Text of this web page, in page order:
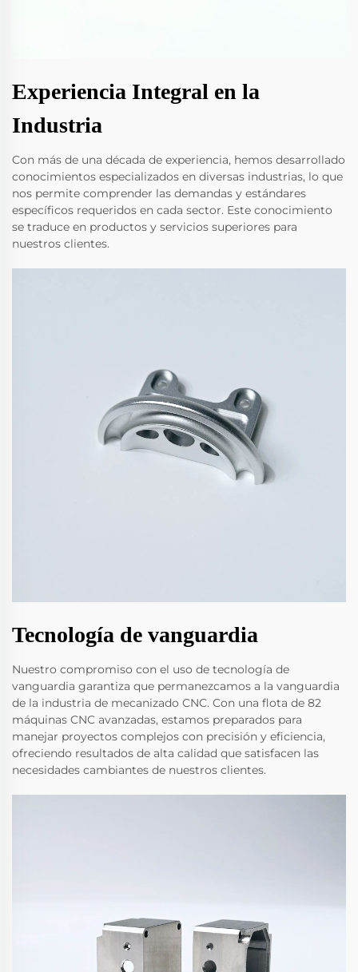
Experiencia Integral en la
Industria
Con más de una década de experiencia, hemos desarrollado
conocimientos especializados en diversas industrias, lo que
nos permite comprender las demandas y estándares
específicos requeridos en cada sector. Este conocimiento
se traduce en productos y servicios superiores para
nuestros clientes.
Tecnología de vanguardia
Nuestro compromiso con el uso de tecnología de
vanguardia garantiza que permanezcamos a la vanguardia
de la industria de mecanizado CNC. Con una flota de 82
máquinas CNC avanzadas, estamos preparados para
manejar proyectos complejos con precisión y eficiencia,
ofreciendo resultados de alta calidad que satisfacen las
necesidades cambiantes de nuestros clientes.